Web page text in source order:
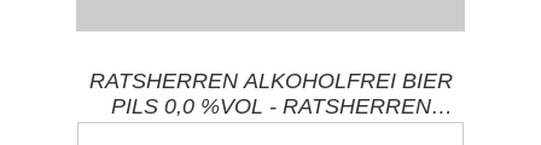
RATSHERREN ALKOHOLFREI BIER
PILS 0,0 %VOL - RATSHERREN
BRAUEREI 0,33L